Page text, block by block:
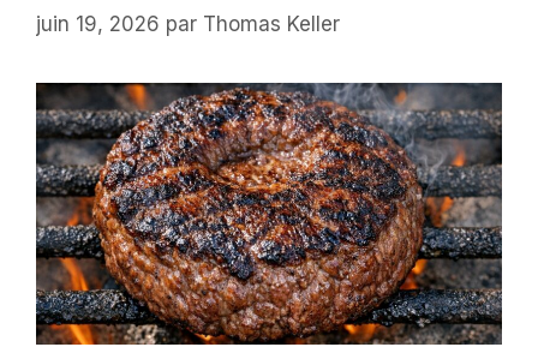
juin 19, 2026 par Thomas Keller